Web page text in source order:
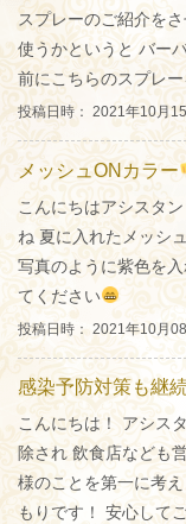
スプレーのご紹介を
使うかというと バー
前にこちらのスプレ
投稿日時： 2021年10月
メッシュONカラー
こんにちはアシスタ
ね 夏に入れたメッシ
写真のように紫色を
てください
投稿日時： 2021年10月
感染予防対策も継続
こんにちは！ アシス
除され 飲食店なども
様のことを第一に考
もりです！ 安心して